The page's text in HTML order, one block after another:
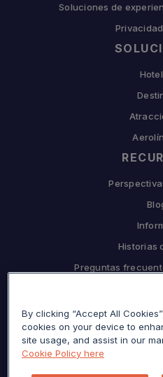
Soluciones de
Historias
Preguntas
Por qué
By clicking “Accept All
cookies on your device to
site usage, and assist in our
Cookie Policy here